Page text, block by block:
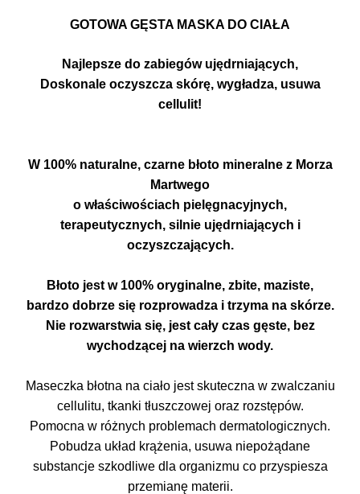
GOTOWA GĘSTA MASKA DO CIAŁA
Najlepsze do zabiegów ujędrniających,
Doskonale oczyszcza skórę, wygładza, usuwa
cellulit!
W 100% naturalne, czarne błoto mineralne z Morza
Martwego
o właściwościach pielęgnacyjnych,
terapeutycznych, silnie ujędrniających i
oczyszczających.
Błoto jest w 100% oryginalne, zbite, maziste,
bardzo dobrze się rozprowadza i trzyma na skórze.
Nie rozwarstwia się, jest cały czas gęste, bez
wychodzącej na wierzch wody.
Maseczka błotna na ciało jest skuteczna w zwalczaniu
cellulitu, tkanki tłuszczowej oraz rozstępów.
Pomocna w różnych problemach dermatologicznych.
Pobudza układ krążenia, usuwa niepożądane
substancje szkodliwe dla organizmu co przyspiesza
przemianę materii.